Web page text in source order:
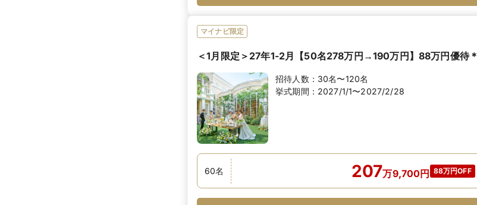
マイナビ限定
＜1月限定＞27年1-2月【50名278万円→190万円】88万円優待＊
招待人数： 30名〜120名
挙式期間： 2027/1/1〜2027/2/28
60名 207万9,700円 88万円OFF